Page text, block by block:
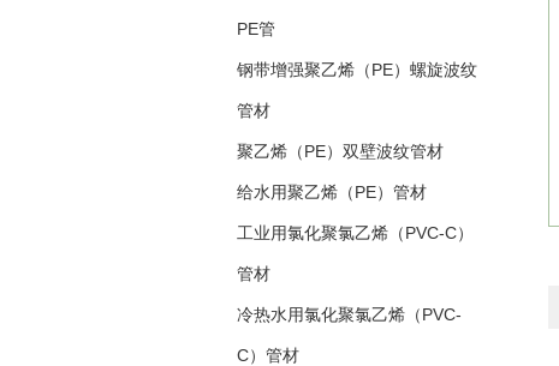
PE管
钢带增强聚乙烯（PE）螺旋波纹
管材
聚乙烯（PE）双壁波纹管材
给水用聚乙烯（PE）管材
工业用氯化聚氯乙烯（PVC-C）
管材
冷热水用氯化聚氯乙烯（PVC-
C）管材